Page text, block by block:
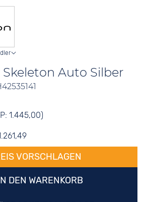
Auto Silber
1.445,00)
VORSCHLAGEN
DEN WARENKORB